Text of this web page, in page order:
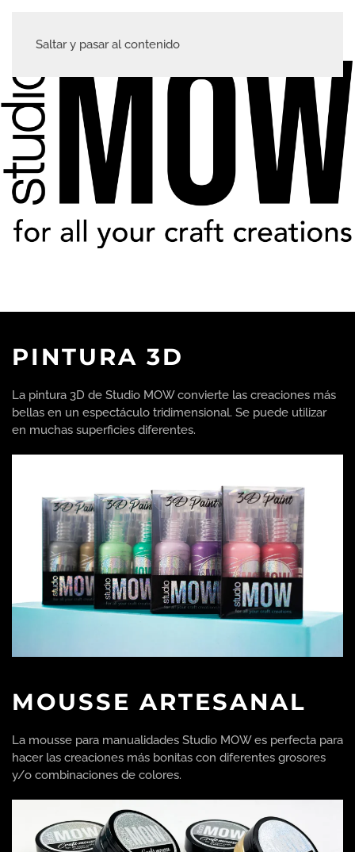
Saltar y pasar al contenido
PINTURA 3D
La pintura 3D de Studio MOW convierte las creaciones más
bellas en un espectáculo tridimensional. Se puede utilizar
en muchas superficies diferentes.
MOUSSE ARTESANAL
La mousse para manualidades Studio MOW es perfecta para
hacer las creaciones más bonitas con diferentes grosores
y/o combinaciones de colores.